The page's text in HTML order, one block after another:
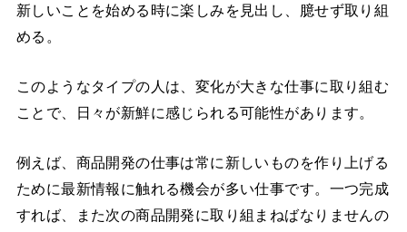
新しいことを始める時に楽しみを見出し、臆せず取り組
める。
このようなタイプの人は、変化が大きな仕事に取り組む
ことで、日々が新鮮に感じられる可能性があります。
例えば、商品開発の仕事は常に新しいものを作り上げる
ために最新情報に触れる機会が多い仕事です。一つ完成
すれば、また次の商品開発に取り組まねばなりませんの